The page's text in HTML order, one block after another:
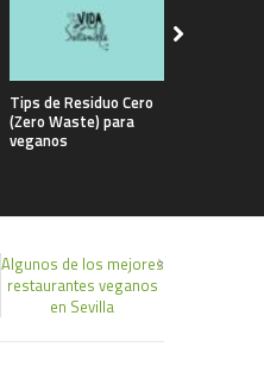
Tips de Residuo Cero
(Zero Waste) para
veganos
Algunos de los mejores
restaurantes veganos
en Sevilla